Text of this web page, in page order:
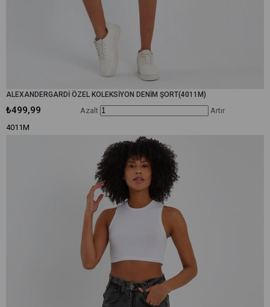
ALEXANDERGARDİ ÖZEL KOLEKSİYON DENİM ŞORT(4011M)
₺499,99
4011M
Azalt Artır